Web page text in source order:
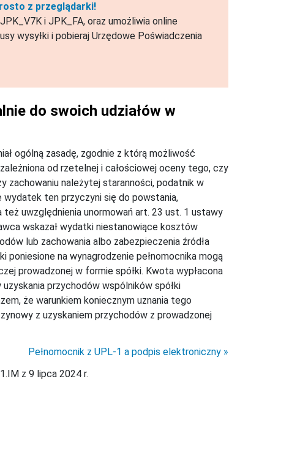
z przeglądarki!
i JPK_FA, oraz umożliwia online
wysyłki i pobieraj Urzędowe Poświadczenia
do swoich udziałów w
ogólną zasadę, zgodnie z którą możliwość
od rzetelnej i całościowej oceny tego, czy
należytej staranności, podatnik w
wydatek ten przyczyni się do powstania,
uwzględnienia unormowań art. 23 ust. 1 ustawy
wskazał wydatki niestanowiące kosztów
lub zachowania albo zabezpieczenia źródła
na wynagrodzenie pełnomocnika mogą
prowadzonej w formie spółki. Kwota wypłacona
przychodów wspólników spółki
że warunkiem koniecznym uznania tego
z uzyskaniem przychodów z prowadzonej
Pełnomocnik z UPL-1 a podpis elektroniczny
z 9 lipca 2024 r.